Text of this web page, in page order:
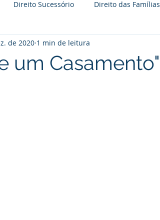
Direito Sucessório Direito das Famílias
Reflexões
um Casamento"
de 2020 1 min de leitura